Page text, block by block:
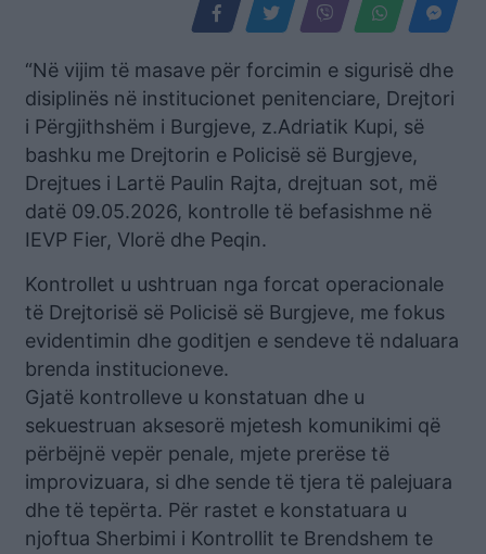
“Në vijim të masave për forcimin e sigurisë dhe
disiplinës në institucionet penitenciare, Drejtori
i Përgjithshëm i Burgjeve, z.Adriatik Kupi, së
bashku me Drejtorin e Policisë së Burgjeve,
Drejtues i Lartë Paulin Rajta, drejtuan sot, më
datë 09.05.2026, kontrolle të befasishme në
IEVP Fier, Vlorë dhe Peqin.
Kontrollet u ushtruan nga forcat operacionale
të Drejtorisë së Policisë së Burgjeve, me fokus
evidentimin dhe goditjen e sendeve të ndaluara
brenda institucioneve.
Gjatë kontrolleve u konstatuan dhe u
sekuestruan aksesorë mjetesh komunikimi që
përbëjnë vepër penale, mjete prerëse të
improvizuara, si dhe sende të tjera të palejuara
dhe të tepërta. Për rastet e konstatuara u
njoftua Sherbimi i Kontrollit te Brendshem te